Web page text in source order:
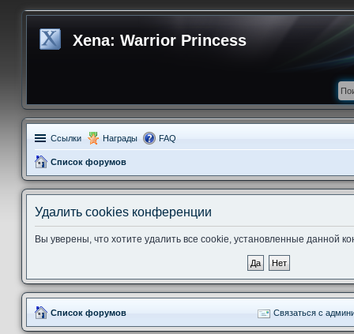
Xena: Warrior Princess
Ссылки Награды FAQ
Список форумов
Удалить cookies конференции
Вы уверены, что хотите удалить все cookie, установленные данной
Список форумов Связаться с